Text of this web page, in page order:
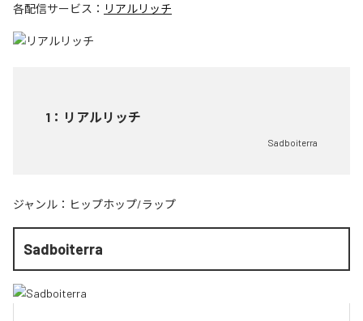
各配信サービス： リアルリッチ
1 ： リアルリッチ
Sadboiterra
ジャンル： ヒップホップ/ラップ
Sadboiterra